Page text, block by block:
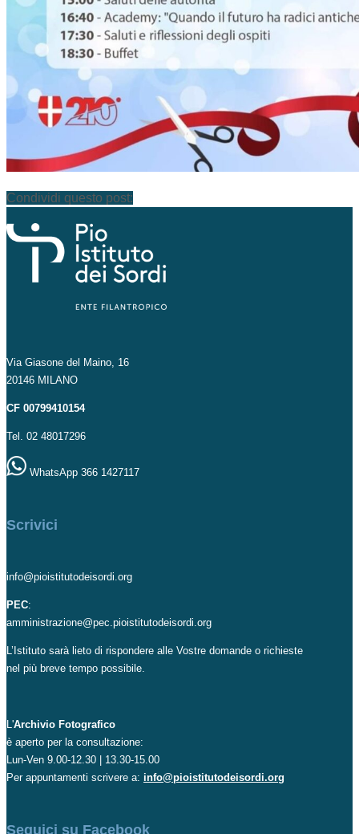
Condividi questo post:
Via Giasone del Maino, 16
20146 MILANO
CF 00799410154
Tel. 02 48017296
WhatsApp 366 1427117
Scrivici
info@pioistitutodeisordi.org
PEC:
amministrazione@pec.pioistitutodeisordi.org
L’Istituto sarà lieto di rispondere alle Vostre domande o richieste
nel più breve tempo possibile.
L'Archivio Fotografico
è aperto per la consultazione:
Lun-Ven 9.00-12.30 | 13.30-15.00
Per appuntamenti scrivere a: info@pioistitutodeisordi.org
Seguici su Facebook